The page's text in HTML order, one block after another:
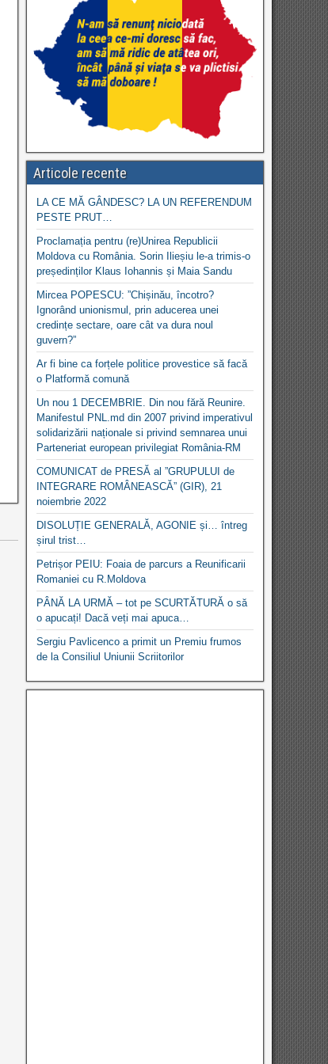
Articole recente
LA CE MĂ GÂNDESC? LA UN REFERENDUM
PESTE PRUT…
Proclamația pentru (re)Unirea Republicii
Moldova cu România. Sorin Ilieșiu le-a trimis-o
președinților Klaus Iohannis și Maia Sandu
Mircea POPESCU: ”Chișinău, încotro?
Ignorând unionismul, prin aducerea unei
credințe sectare, oare cât va dura noul
guvern?”
Ar fi bine ca forțele politice provestice să facă
o Platformă comună
Un nou 1 DECEMBRIE. Din nou fără Reunire.
Manifestul PNL.md din 2007 privind imperativul
solidarizării naționale si privind semnarea unui
Parteneriat european privilegiat România-RM
COMUNICAT de PRESĂ al ”GRUPULUI de
INTEGRARE ROMÂNEASCĂ” (GIR), 21
noiembrie 2022
DISOLUȚIE GENERALĂ, AGONIE și… întreg
șirul trist…
Petrișor PEIU: Foaia de parcurs a Reunificarii
Romaniei cu R.Moldova
PÂNĂ LA URMĂ – tot pe SCURTĂTURĂ o să
o apucați! Dacă veți mai apuca…
Sergiu Pavlicenco a primit un Premiu frumos
de la Consiliul Uniunii Scriitorilor